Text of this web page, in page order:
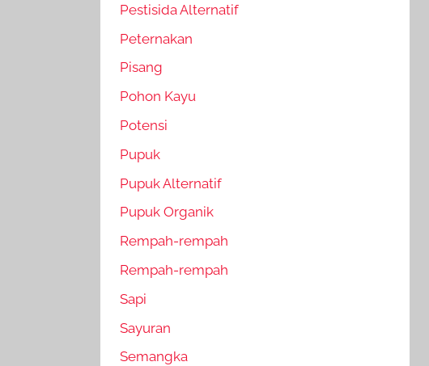
Pestisida Alternatif
Peternakan
Pisang
Pohon Kayu
Potensi
Pupuk
Pupuk Alternatif
Pupuk Organik
Rempah-rempah
Rempah-rempah
Sapi
Sayuran
Semangka